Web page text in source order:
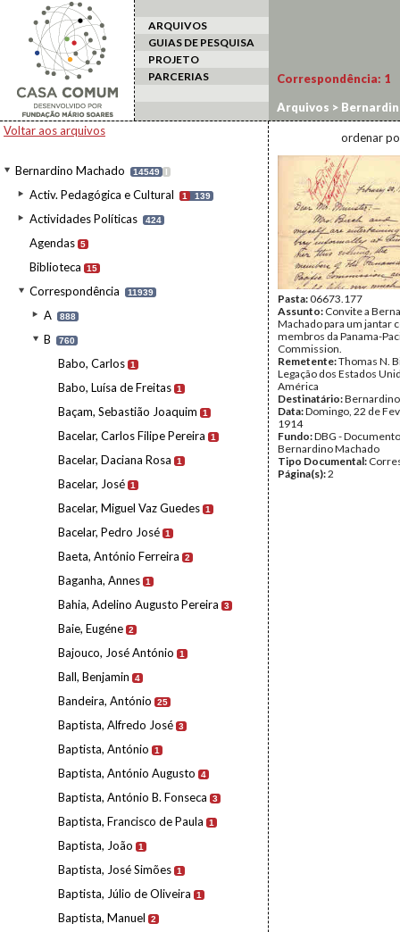
ARQUIVOS
GUIAS DE PESQUISA
PROJETO
PARCERIAS
Voltar aos arquivos
Bernardino Machado 14549 I
Activ. Pedagógica e Cultural 1 139
Actividades Políticas 424
Agendas 5
Biblioteca 15
Correspondência 11939
A 888
B 760
Babo, Carlos 1
Babo, Luísa de Freitas 1
Baçam, Sebastião Joaquim 1
Bacelar, Carlos Filipe Pereira 1
Bacelar, Daciana Rosa 1
Bacelar, José 1
Bacelar, Miguel Vaz Guedes 1
Bacelar, Pedro José 1
Baeta, António Ferreira 2
Baganha, Annes 1
Bahia, Adelino Augusto Pereira 3
Baie, Eugéne 2
Bajouco, José António 1
Ball, Benjamin 4
Bandeira, António 25
Baptista, Alfredo José 3
Baptista, António 1
Baptista, António Augusto 4
Baptista, António B. Fonseca 3
Baptista, Francisco de Paula 1
Baptista, João 1
Baptista, José Simões 1
Baptista, Júlio de Oliveira 1
Baptista, Manuel 2
Correspondência: 1
Arquivos >
ordenar
Pasta:06673.177
Assunto: Convite a
Machado para um jantar
membros da Panama-
Commission.
Remetente:Thomas N.
Legação dos Estados
América
Destinatário:
Data:Domingo, 22 de
1914
Fundo:DBG -
Bernardino Machado
Tipo Documental:
Página(s):2